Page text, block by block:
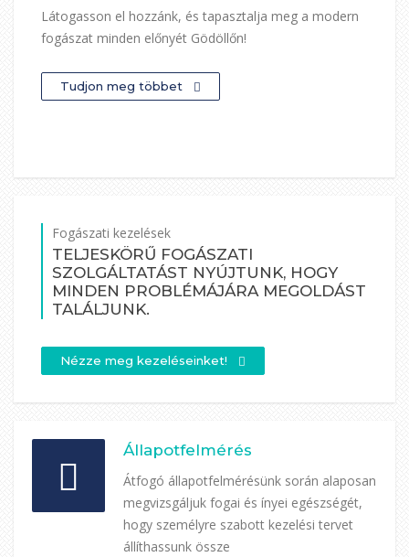
Látogasson el hozzánk, és tapasztalja meg a modern
fogászat minden előnyét Gödöllőn!
Tudjon meg többet
Fogászati kezelések
TELJESKÖRŰ FOGÁSZATI
SZOLGÁLTATÁST NYÚJTUNK, HOGY
MINDEN PROBLÉMÁJÁRA MEGOLDÁST
TALÁLJUNK.
Nézze meg kezeléseinket!
Állapotfelmérés
Átfogó állapotfelmérésünk során alaposan
megvizsgáljuk fogai és ínyei egészségét,
hogy személyre szabott kezelési tervet
állíthassunk össze